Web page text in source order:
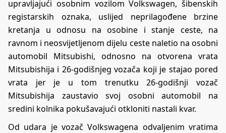
upravljajući osobnim vozilom Volkswagen, šibenskih
registarskih oznaka, uslijed neprilagođene brzine
kretanja u odnosu na osobine i stanje ceste, na
ravnom i neosvijetljenom dijelu ceste naletio na osobni
automobil Mitsubishi, odnosno na otvorena vrata
Mitsubishija i 26-godišnjeg vozača koji je stajao pored
vrata jer je u tom trenutku 26-godišnji vozač
Mitsubishija zaustavio svoj osobni automobil na
sredini kolnika pokušavajući otkloniti nastali kvar.
Od udara je vozač Volkswagena odvaljenim vratima